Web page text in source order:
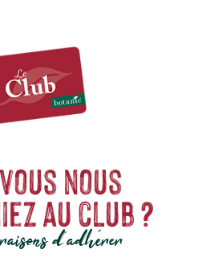
nous
au club ?
d'adhérer